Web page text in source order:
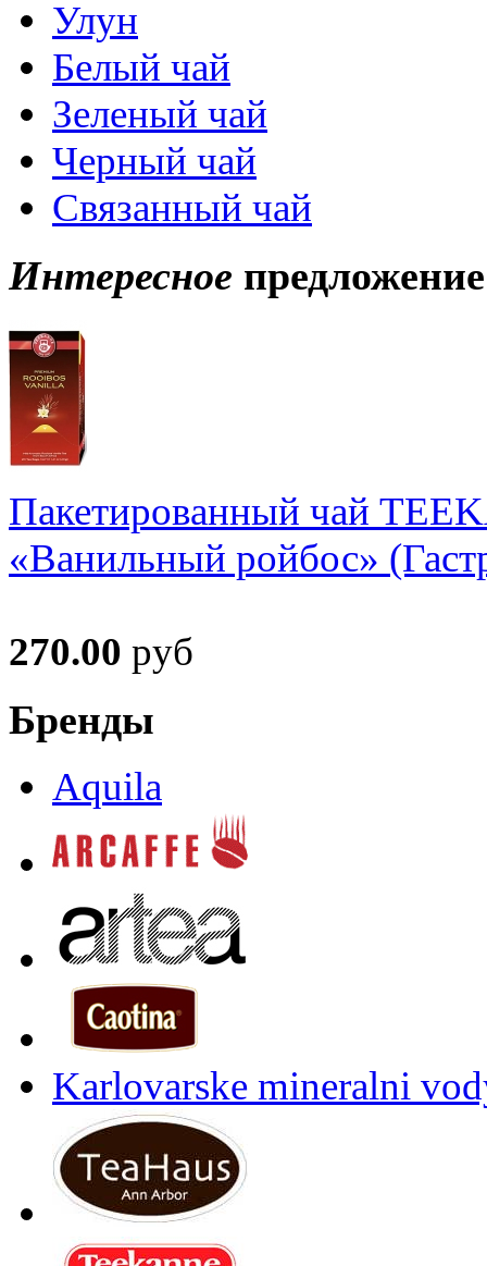
Улун
Белый чай
Зеленый чай
Черный чай
Связанный чай
Интересное предложение
Пакетированный чай
«Ванильный ройбос»
270.00 руб
Бренды
Aquila
Karlovarske mineralni